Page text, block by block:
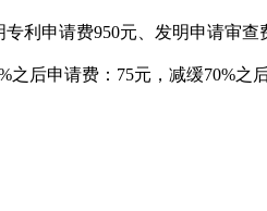
申请费950元、发明申请审查
后申请费：75元，减缓70%之